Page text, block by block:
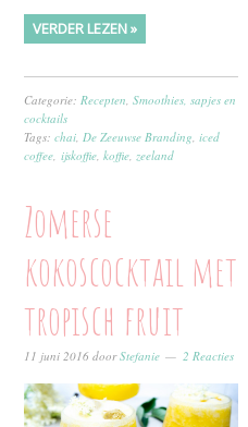
VERDER LEZEN »
Categorie:Recepten,Smoothies, sapjes en
cocktails
Tags:chai,De Zeeuwse Branding,iced
coffee, ijskoffie,koffie,zeeland
Zomerse
kokoscocktail met
tropisch fruit
11 juni 2016 doorStefanie 2 Reacties